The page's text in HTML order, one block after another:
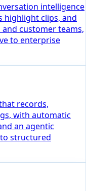
intelligence
highlight clips, and
customer teams,
to enterprise
records,
with automatic
an agentic
structured